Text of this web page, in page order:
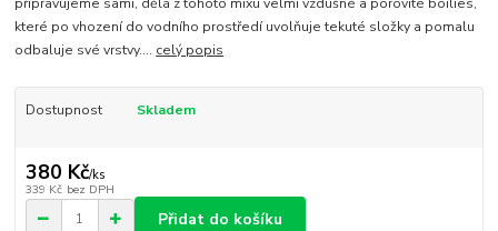
které po vhození do vodního prostředí uvolňuje tekuté složky a pomalu
odbaluje své vrstvy.... celý popis
Dostupnost Skladem
380 Kč/ks
339 Kč bez DPH
Přidat do košíku